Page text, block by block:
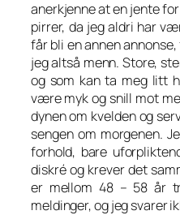
anerkjenne at en jente
pirrer, da jeg aldri har
får bli en annen
jeg altså menn. Store,
og som kan ta meg litt
være myk og snill mot
dynen om kvelden og
sengen om morgenen.
forhold, bare
diskré og krever det
er mellom 48 – 58 år
meldinger, og jeg svarer